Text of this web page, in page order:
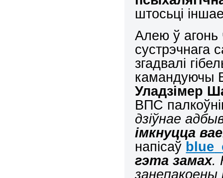
штосьці
Алею ў агонь
сустрэчнага
згадвалі
камандуючы
Уладзімер
ВПС
дзіўнае
імкнуцца
напісаў blue
гэта замах.